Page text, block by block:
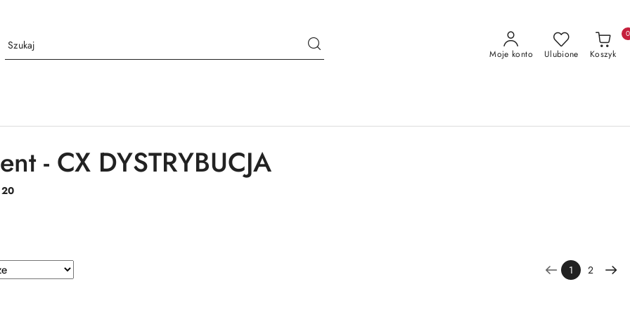
Moje konto Ulubione Koszyk
0
- CX DYSTRYBUCJA
20
1 2